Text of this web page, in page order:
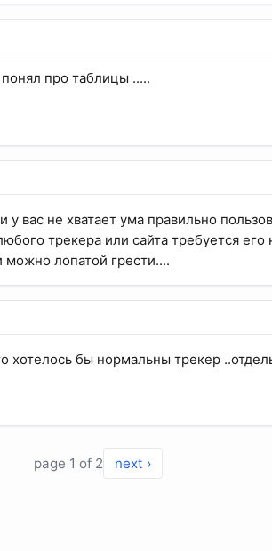
про таблицы .....
у вас не хватает ума правильно
трекера или сайта требуется
можно лопатой грести....
бы нормальны трекер
page 1 of 2 next ›